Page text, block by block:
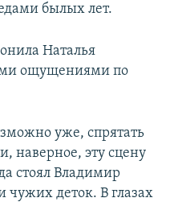
былых лет.
Наталья
ощущениями по
уже, спрятать
наверное, эту сцену
стоял Владимир
деток. В глазах